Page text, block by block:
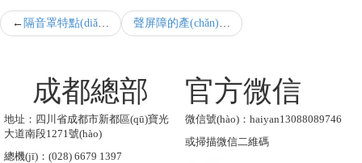
隔音罩特點(diǎn)有哪些 聲屏障的產(chǎn)品特點(diǎn)
成都總部
地址：四川省成都市新都區(qū)寶光
大道南段1271號(hào)
總機(jī)：(028) 6679 1397
官方微信
微信號(hào)：haiyan13088089746
或掃描微信二維碼